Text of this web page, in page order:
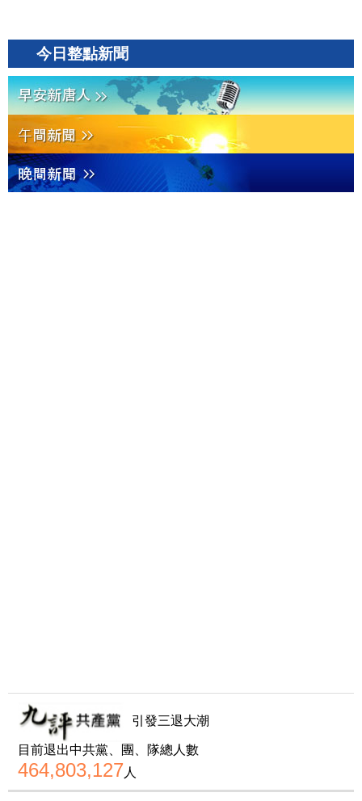
今日整點新聞
引發三退大潮
目前退出中共黨、團、隊總人數
464,803,127人